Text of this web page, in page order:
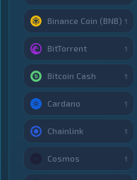
Binance Coin (BNB) 1
BitTorrent 1
Bitcoin Cash 1
Cardano 1
Chainlink 1
Cosmos 1